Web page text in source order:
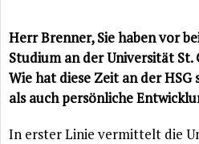
Herr Brenner, Sie haben vor
Studium an der Universität St.
Wie hat diese Zeit an der
als auch persönliche
In erster Linie vermittelt die